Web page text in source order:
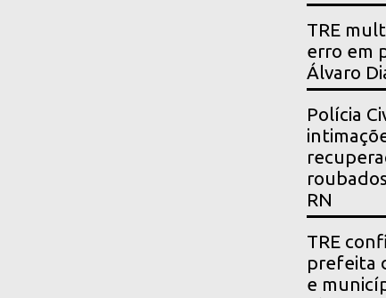
TRE
erro em
Álvaro
Polícia
RN
TRE
prefeita
e